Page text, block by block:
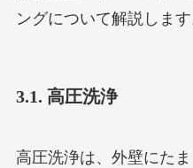
ングについて解説します
3.1. 高圧洗浄
高圧洗浄は、外壁にた